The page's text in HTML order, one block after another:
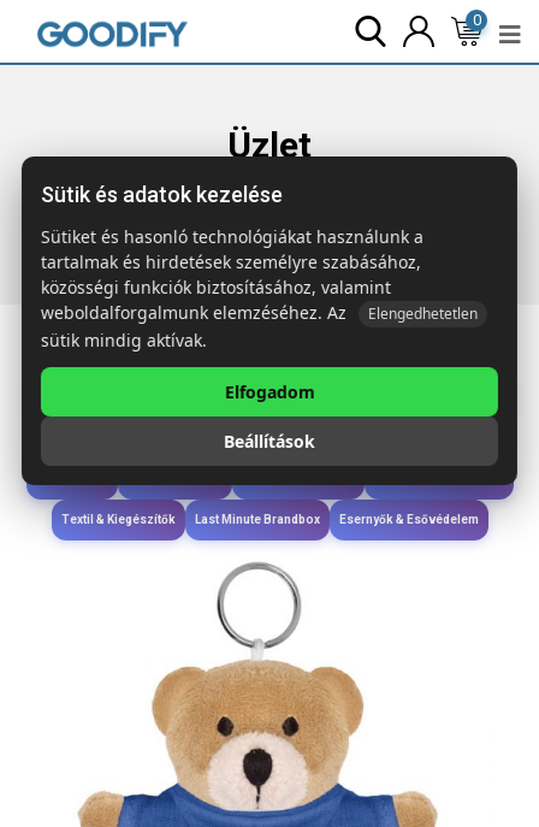
0
Üzlet
Főoldal Termékek Gyerekek & játékok
kulcstartó
Étkezés & Ivás
Wellness & Ápolás
Textil & Kiegészítők Last Minute Brandbox Esernyők & Esővédelem
Sütik és adatok kezelése
Sütiket és hasonló technológiákat használunk a
tartalmak és hirdetések személyre szabásához,
közösségi funkciók biztosításához, valamint
weboldalforgalmunk elemzéséhez. Az
Elengedhetetlen
sütik mindig aktívak.
Elfogadom
Beállítások